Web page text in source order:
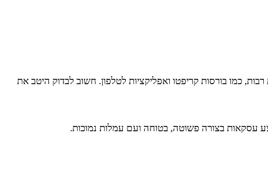
רבות, כמו בורסות קריפטו ואפליקציות לטלפון. חשוב לבדוק היטב את
עסקאות בצורה פשוטה, בטוחה ועם עמלות נמוכות.